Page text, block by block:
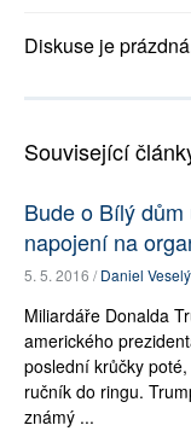
Diskuse je
Související
Bude o Bílý
napojení na
5. 5. 2016 /Daniel Veselý
Miliardáře Donalda
amerického
poslední krůčky
ručník do ringu.
známý ...